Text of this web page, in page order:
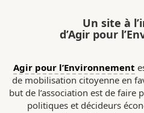
Un site à
d’Agir pour
Agir pour l’Environnement
de mobilisation citoyenne en
but de l’association est de faire
politiques et décideurs